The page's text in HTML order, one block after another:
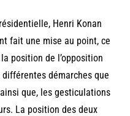
Henri Konan
fait une mise au point, ce
position de l’opposition
démarches que
que, les gesticulations
La position des deux